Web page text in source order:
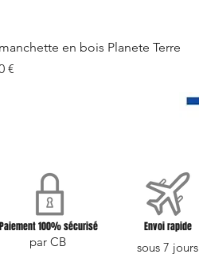
en bois Planete Terre
€
Paiement 100% sécurisé
par CB
Envoi rapide
sous 7 jours